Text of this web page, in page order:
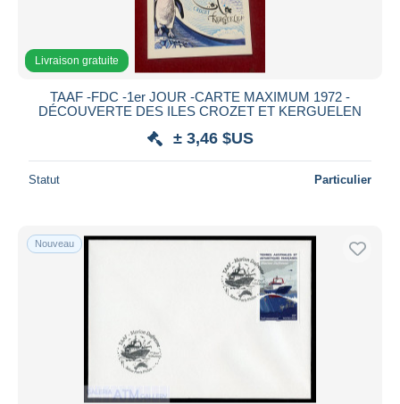
Livraison gratuite
TAAF -FDC -1er JOUR -CARTE MAXIMUM 1972 -
DÉCOUVERTE DES ILES CROZET ET KERGUELEN
± 3,46 $US
Statut Particulier
Nouveau